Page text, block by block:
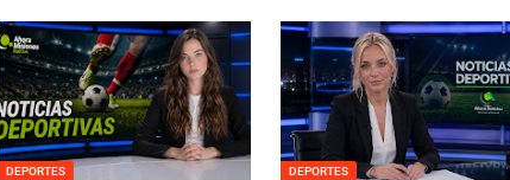
DEPORTES DEPORTES